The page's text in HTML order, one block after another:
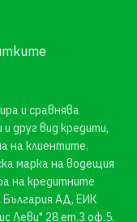
и сравнява
друг вид кредити,
на клиентите.
марка на водещия
на кредитните
АД, ЕИК
Леви" 28 ет.3 оф.5.